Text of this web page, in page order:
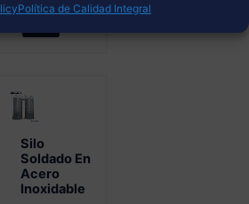
Política de Calidad Integral
Silo
Soldado En
Acero
Inoxidable